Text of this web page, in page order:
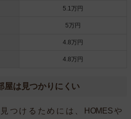
5.1万円
5万円
4.8万円
4.8万円
屋は見つかりにくい
つけるためには、HOMESや